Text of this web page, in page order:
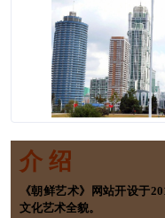
介 绍
《朝鲜艺术》网站开设于
文化艺术全貌。